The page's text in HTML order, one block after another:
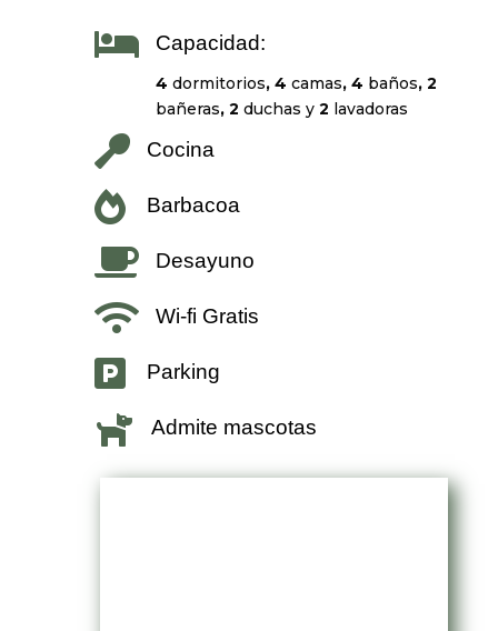
 Capacidad:
4 dormitorios, 4 camas, 4 baños, 2
bañeras, 2 duchas y2 lavadoras
 Cocina
 Barbacoa
 Desayuno
 Wi-fi Gratis
 Parking
 Admite mascotas